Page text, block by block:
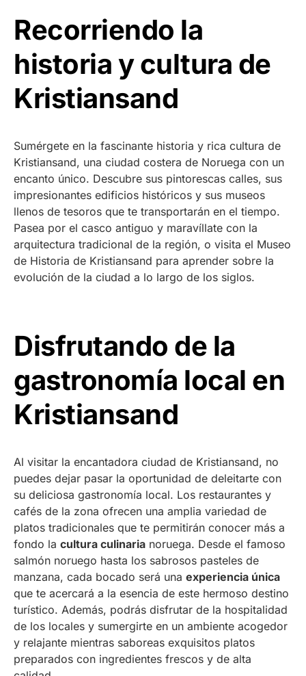
Recorriendo la
historia y cultura de
Kristiansand
Sumérgete en la fascinante historia y rica cultura de
Kristiansand, una ciudad costera de Noruega con un
encanto único. Descubre sus pintorescas calles, sus
impresionantes edificios históricos y sus museos
llenos de tesoros que te transportarán en el tiempo.
Pasea por el casco antiguo y maravíllate con la
arquitectura tradicional de la región, o visita el Museo
de Historia de Kristiansand para aprender sobre la
evolución de la ciudad a lo largo de los siglos.
Disfrutando de la
gastronomía local en
Kristiansand
Al visitar la encantadora ciudad de Kristiansand, no
puedes dejar pasar la oportunidad de deleitarte con
su deliciosa gastronomía local. Los restaurantes y
cafés de la zona ofrecen una amplia variedad de
platos tradicionales que te permitirán conocer más a
fondo la cultura culinaria noruega. Desde el famoso
salmón noruego hasta los sabrosos pasteles de
manzana, cada bocado será una experiencia única
que te acercará a la esencia de este hermoso destino
turístico. Además, podrás disfrutar de la hospitalidad
de los locales y sumergirte en un ambiente acogedor
y relajante mientras saboreas exquisitos platos
preparados con ingredientes frescos y de alta